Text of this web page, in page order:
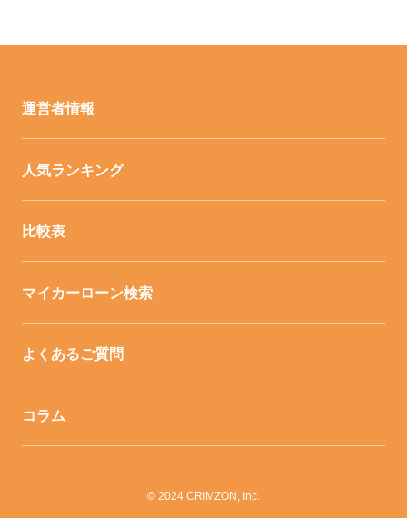
運営者情報
人気ランキング
比較表
マイカーローン検索
よくあるご質問
コラム
© 2024 CRIMZON, Inc.